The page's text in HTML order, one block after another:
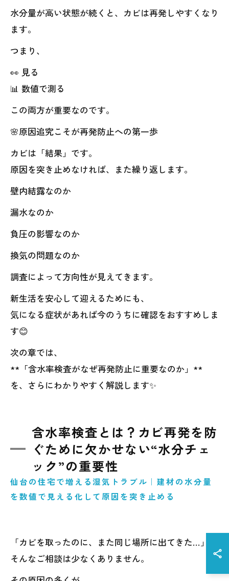
水分量が高い状態が続くと、カビは再発しやすくなり
ます。
つまり、
👀 見る
📊 数値で測る
この両方が重要なのです。
🌸原因追究こそが再発防止への第一歩
カビは「結果」です。
原因を突き止めなければ、また繰り返します。
壁内結露なのか
漏水なのか
負圧の影響なのか
換気の問題なのか
調査によって方向性が見えてきます。
新生活を安心して迎えるためにも、
気になる症状があれば今のうちに確認をおすすめしま
す😊
次の章では、
**「含水率検査がなぜ再発防止に重要なのか」**
を、さらにわかりやすく解説します✨
含水率検査とは？カビ再発を防
ぐために欠かせない“水分チェ
ック”の重要性
仙台の住宅で増える湿気トラブル｜建材の水分量
を数値で見える化して原因を突き止める
「カビを取ったのに、また同じ場所に出てきた…」
そんなご相談は少なくありません。